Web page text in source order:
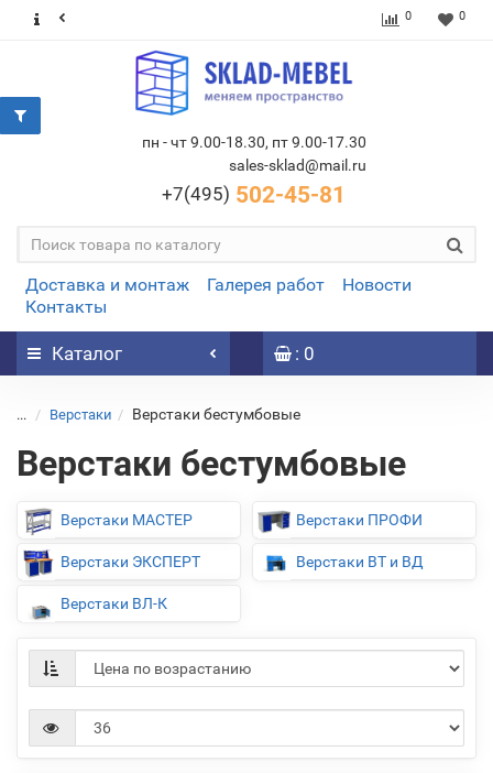
0 0
пн - чт 9.00-18.30, пт 9.00-17.30
sales-sklad@mail.ru
+7(495) 502-45-81
Доставка и монтаж Галерея работ
Новости
Контакты
Каталог : 0
... Верстаки Верстаки бестумбовые
Верстаки бестумбовые
Верстаки МАСТЕР Верстаки ПРОФИ
Верстаки ЭКСПЕРТ Верстаки ВТ и ВД
Верстаки ВЛ-К